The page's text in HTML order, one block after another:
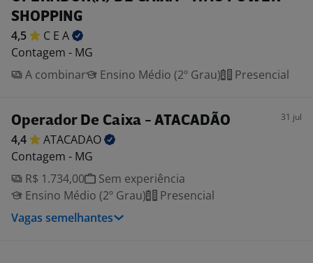
SHOPPING
4,5 C E A
Contagem - MG
A combinar
Ensino Médio (2º Grau) Presencial
Operador De Caixa - ATACADÃO 31 jul
4,4
ATACADAO
Contagem - MG
R$ 1.734,00
Sem experiência
Ensino Médio (2º Grau)
Presencial
Vagas semelhantes